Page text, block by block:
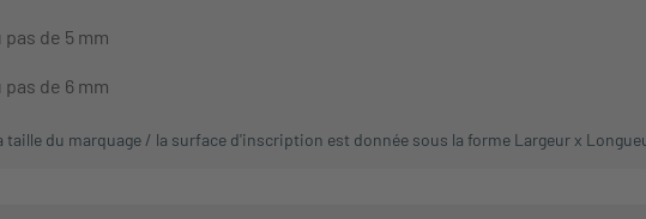
de 5 mm
de 6 mm
du marquage / la surface d'inscription est donnée sous la forme Largeur x